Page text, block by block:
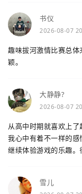
书仪
2026-08-07
趣味拔河激情比赛总
颖。
大静静?
2026-08-07
从高中时期就喜欢上
我心中有着不一样的
继续体验游戏的乐趣。
雪儿